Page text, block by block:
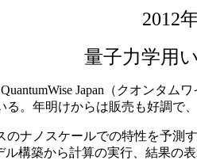
2012
量子力学用
Japan（クオンタ
。年明けからは販売も好調で
ナノスケールでの特性を予測
構築から計算の実行、結果の